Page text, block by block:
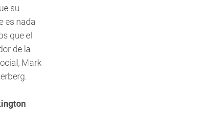
su
es nada
que el
de la
Mark